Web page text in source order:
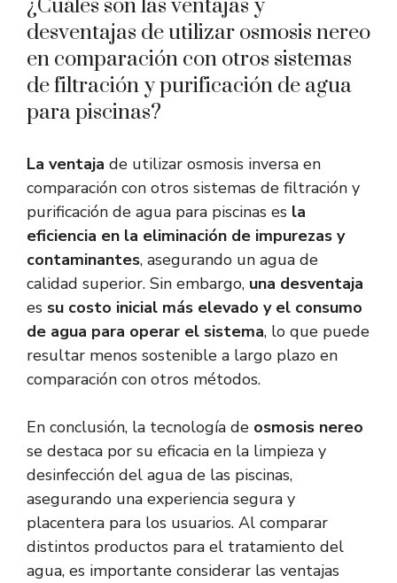
¿Cuáles son las ventajas y
desventajas de utilizar osmosis nereo
en comparación con otros sistemas
de filtración y purificación de agua
para piscinas?
La ventaja de utilizar osmosis inversa en
comparación con otros sistemas de filtración y
purificación de agua para piscinas es la
eficiencia en la eliminación de impurezas y
contaminantes, asegurando un agua de
calidad superior. Sin embargo, una desventaja
es su costo inicial más elevado y el consumo
de agua para operar el sistema, lo que puede
resultar menos sostenible a largo plazo en
comparación con otros métodos.
En conclusión, la tecnología de osmosis nereo
se destaca por su eficacia en la limpieza y
desinfección del agua de las piscinas,
asegurando una experiencia segura y
placentera para los usuarios. Al comparar
distintos productos para el tratamiento del
agua, es importante considerar las ventajas